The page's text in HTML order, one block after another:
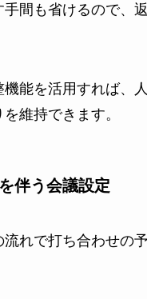
手間も省けるので、
機能を活用すれば、
維持できます。
伴う会議設定
流れで打ち合わせの